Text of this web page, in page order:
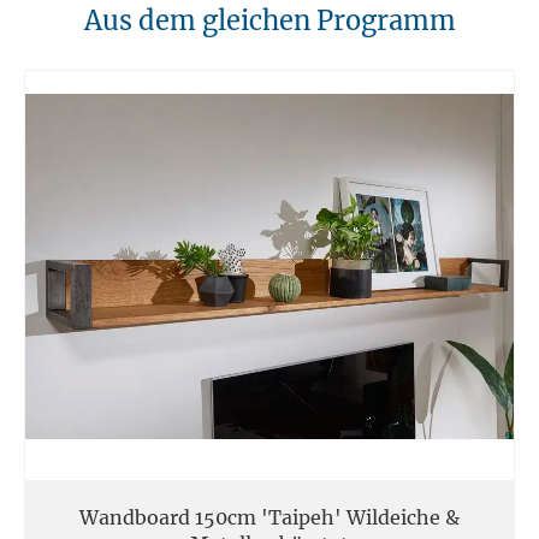
10. Brandschutz
Sammelstellen abgegeben werden. Die örtlichen
Entsorgungsvorschriften sind zu beachten.
Unsere Massivmöbel sind so konzipiert das Sie für den privaten
Gebrauch in Haushalten geeignet sind. Diese Möbel sind nicht für
kommerziellen Gebrauch geeignet.
Unsere Massivholzmöbel sind nicht für den Außenbereich geeignet.
Aus dem gleichen Programm
Wandboard 150cm 'Taipeh' Wildeiche &